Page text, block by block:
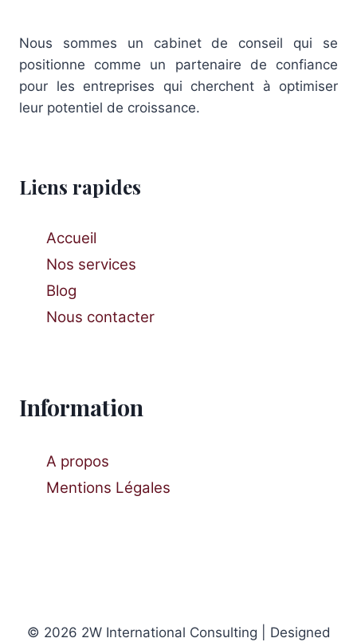
Nous sommes un cabinet de conseil qui se
positionne comme un partenaire de confiance
pour les entreprises qui cherchent à optimiser
leur potentiel de croissance.
Liens rapides
Accueil
Nos services
Blog
Nous contacter
Information
A propos
Mentions Légales
© 2026 2W International Consulting | Designed